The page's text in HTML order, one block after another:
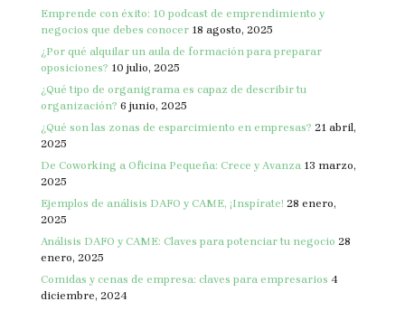
Emprende con éxito: 10 podcast de emprendimiento y
negocios que debes conocer 18 agosto, 2025
¿Por qué alquilar un aula de formación para preparar
oposiciones? 10 julio, 2025
¿Qué tipo de organigrama es capaz de describir tu
organización? 6 junio, 2025
¿Qué son las zonas de esparcimiento en empresas? 21 abril,
2025
De Coworking a Oficina Pequeña: Crece y Avanza 13 marzo,
2025
Ejemplos de análisis DAFO y CAME, ¡Inspírate! 28 enero,
2025
Análisis DAFO y CAME: Claves para potenciar tu negocio 28
enero, 2025
Comidas y cenas de empresa: claves para empresarios 4
diciembre, 2024